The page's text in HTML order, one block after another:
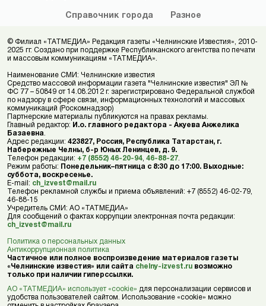
Справочник города Разное
© Филиал «ТАТМЕДИА» Редакция газеты «Челнинские Известия», 2010-
2025 гг. Создано при поддержке Республиканского агентства по печати
и массовым коммуникациям «ТАТМЕДИА».
Наименование СМИ: Челнинские известия
Средство массовой информации газета "Челнинские известия" ЭЛ №
ФС 77 – 50849 от 14.08.2012 г. зарегистрировано Федеральной службой
по надзору в сфере связи, информационных технологий и массовых
коммуникаций (Роскомнадзор)
Партнерские материалы публикуются на правах рекламы.
Главный редактор: И.о. главного редактора - Акуева Анжелика
Базаевна
Адрес редакции: 423827, Россия, Республика Татарстан, г.
Набережные Челны, б-р Юных Ленинцев, д. 9.
Телефон редакции: +7 (8552) 46-20-94 46-88-27
Режим работы: Понедельник–пятница с 8:30 до 17:00. Выходные:
суббота, воскресенье.
E-mail: ch_izvest@mail.ru
Телефон рекламной службы и приема объявлений: +7 (8552) 46-02-79,
46-88-15
Учредитель СМИ: АО «ТАТМЕДИА»
Для сообщений о фактах коррупции электронная почта редакции:
ch_izvest@mail.ru
Политика о персональных данных
Антикоррупционная политика
Частичное или полное воспроизведение материалов газеты
«Челнинские известия» или сайта chelny-izvest.ru возможно
только при наличии гиперссылки.
АО «ТАТМЕДИА» использует «cookie» для персонализации сервисов и
удобства пользователей сайтом. Использование «cookie» можно